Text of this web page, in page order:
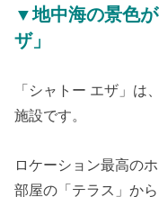
▼地中海の景色
ザ」
「シャトー エザ」は
施設です。
ロケーション最高の
部屋の「テラス」か